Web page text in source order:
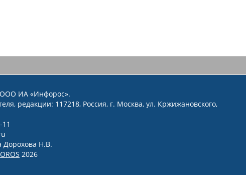
ООО ИА «Инфорос».
редакции: 117218, Россия, г. Москва, ул. Кржижановского,
Дорохова Н.В.
2026